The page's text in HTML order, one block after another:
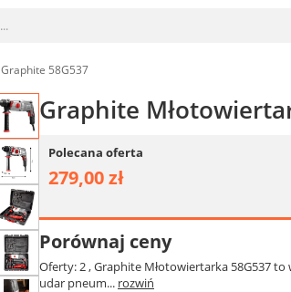
Graphite 58G537
Graphite
Polecana oferta
279,00 zł
Porównaj ceny
Oferty: 2, Graphite Młotowiertarka 58G537
udar pneum... rozwiń